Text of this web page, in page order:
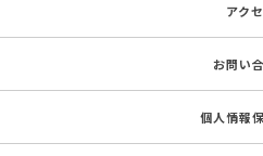
アク
お問い
個人情報